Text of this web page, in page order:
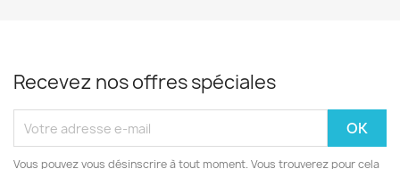
Recevez nos offres spéciales
Vous pouvez vous désinscrire à tout moment. Vous trouverez pour cela